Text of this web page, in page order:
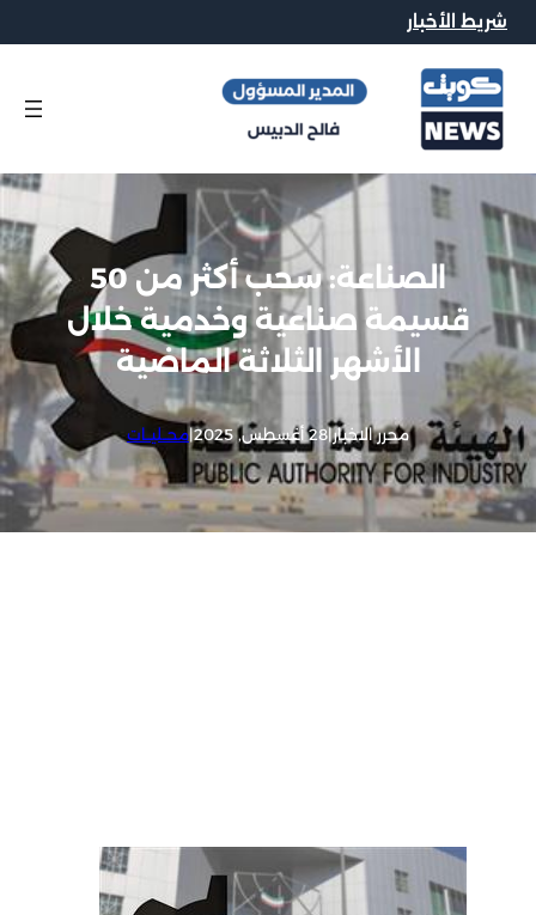
شريط الأخبار
الصناعة: سحب أكثر من 50
قسيمة صناعية وخدمية خلال
الأشهر الثلاثة الماضية
محرر الاخبار|28 أغسطس, 2025 |محــليــات